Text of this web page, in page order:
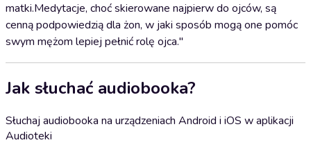
matki.Medytacje, choć skierowane najpierw do ojców, są
cenną podpowiedzią dla żon, w jaki sposób mogą one pomóc
swym mężom lepiej pełnić rolę ojca."
Jak słuchać audiobooka?
Słuchaj audiobooka na urządzeniach Android i iOS w aplikacji
Audioteki